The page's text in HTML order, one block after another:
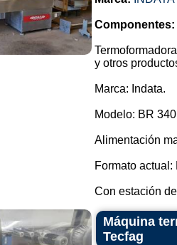
Componentes:
y otros
Marca: Indata.
Modelo: BR
Alimentación
Formato
Con estación
Máquina
Tecfag